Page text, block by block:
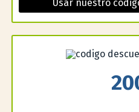
Usar nuestro